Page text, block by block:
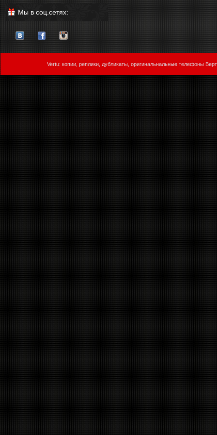
Мы в соц.сетях:
Vertu: копии, реплики, дубликаты, оригинальнальные телефоны